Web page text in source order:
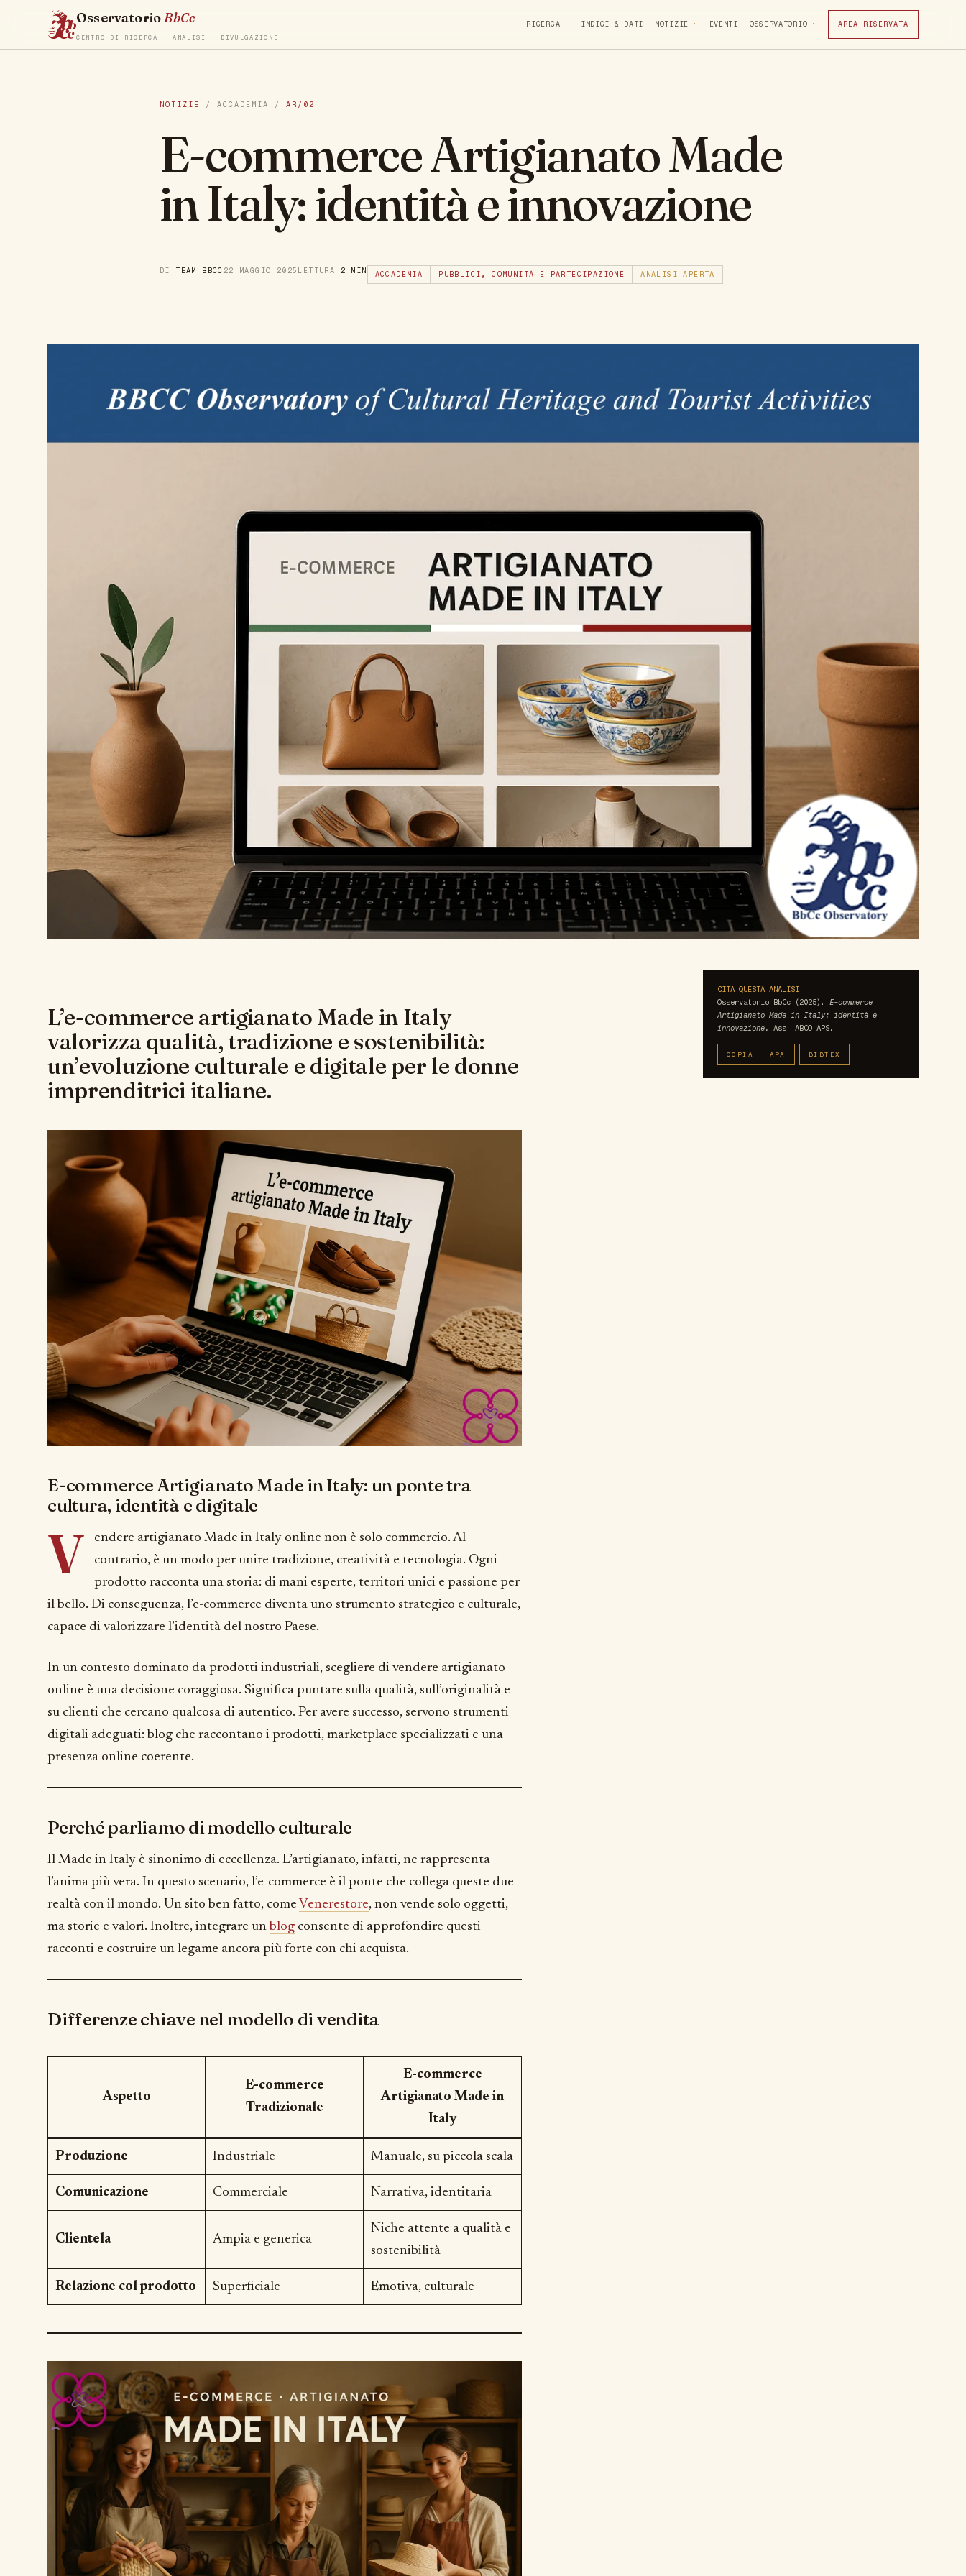
Osservatorio BbCc
CENTRO DI RICERCA · ANALISI · DIVULGAZIONE
RICERCA INDICI & DATI NOTIZIE EVENTI OSSERVATORIO AREA RISERVATA
NOTIZIE / ACCADEMIA / AR/02
E-commerce Artigianato Made
in Italy: identità e innovazione
DI TEAM BBCC 22 MAGGIO 2025 LETTURA 2 MIN ACCADEMIA PUBBLICI, COMUNITÀ E PARTECIPAZIONE ANALISI APERTA
L’e-commerce artigianato Made in Italy
valorizza qualità, tradizione e sostenibilità:
un’evoluzione culturale e digitale per le donne
imprenditrici italiane.
E-commerce Artigianato Made in Italy: un ponte tra
cultura, identità e digitale
V
endere artigianato Made in Italy online non è solo commercio. Al
contrario, è un modo per unire tradizione, creatività e tecnologia. Ogni
prodotto racconta una storia: di mani esperte, territori unici e passione per
il bello. Di conseguenza, l’e-commerce diventa uno strumento strategico e culturale,
capace di valorizzare l’identità del nostro Paese.
In un contesto dominato da prodotti industriali, scegliere di vendere artigianato
online è una decisione coraggiosa. Significa puntare sulla qualità, sull’originalità e
su clienti che cercano qualcosa di autentico. Per avere successo, servono strumenti
digitali adeguati: blog che raccontano i prodotti, marketplace specializzati e una
presenza online coerente.
Perché parliamo di modello culturale
Il Made in Italy è sinonimo di eccellenza. L’artigianato, infatti, ne rappresenta
l’anima più vera. In questo scenario, l’e-commerce è il ponte che collega queste due
realtà con il mondo. Un sito ben fatto, come Venerestore, non vende solo oggetti,
ma storie e valori. Inoltre, integrare un blog consente di approfondire questi
racconti e costruire un legame ancora più forte con chi acquista.
Differenze chiave nel modello di vendita
Aspetto
E-commerce
Tradizionale
E-commerce
Artigianato Made in
Italy
Produzione Industriale Manuale, su piccola scala
Comunicazione Commerciale Narrativa, identitaria
Clientela Ampia e generica
Niche attente a qualità e
sostenibilità
Relazione col prodotto Superficiale Emotiva, culturale
CITA QUESTA ANALISI
Osservatorio BbCc (2025). E-commerce
Artigianato Made in Italy: identità e
innovazione.
Ass. ABCO APS.
COPIA · APA BIBTEX